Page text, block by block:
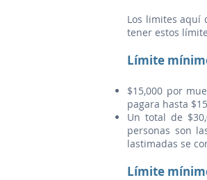
Los limites aquí
tener estos
Límite
$15,000 por
pagara hasta
Un total de
personas son
lastimadas se
Límite